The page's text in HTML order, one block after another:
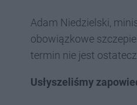
Adam Niedzielski,
obowiązkowe
termin nie jest
Usłyszeliśmy